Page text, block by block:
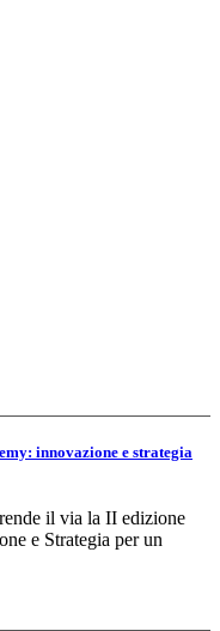
innovazione e strategia
il via la II edizione
e Strategia per un